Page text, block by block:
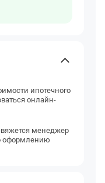
ипотечного
онлайн-
менеджер
оформлению